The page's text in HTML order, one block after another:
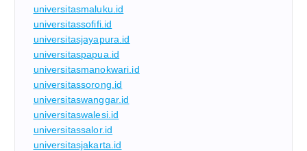
universitasmaluku.id
universitassofifi.id
universitasjayapura.id
universitaspapua.id
universitasmanokwari.id
universitassorong.id
universitaswanggar.id
universitaswalesi.id
universitassalor.id
universitasjakarta.id